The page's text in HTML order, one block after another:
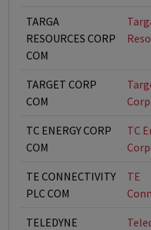
TARGA
RESOURCES CORP
COM
TARGET CORP
COM
TC ENERGY CORP
COM
TC
TE CONNECTIVITY
PLC COM
TE
TELEDYNE